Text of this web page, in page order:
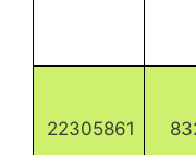
22305861